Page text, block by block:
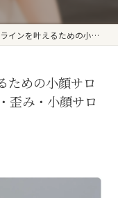
サロンの選び方 小顔矯正・新宿・歪み・小顔サロン・左右差
ための小顔サロ
歪み・小顔サロ